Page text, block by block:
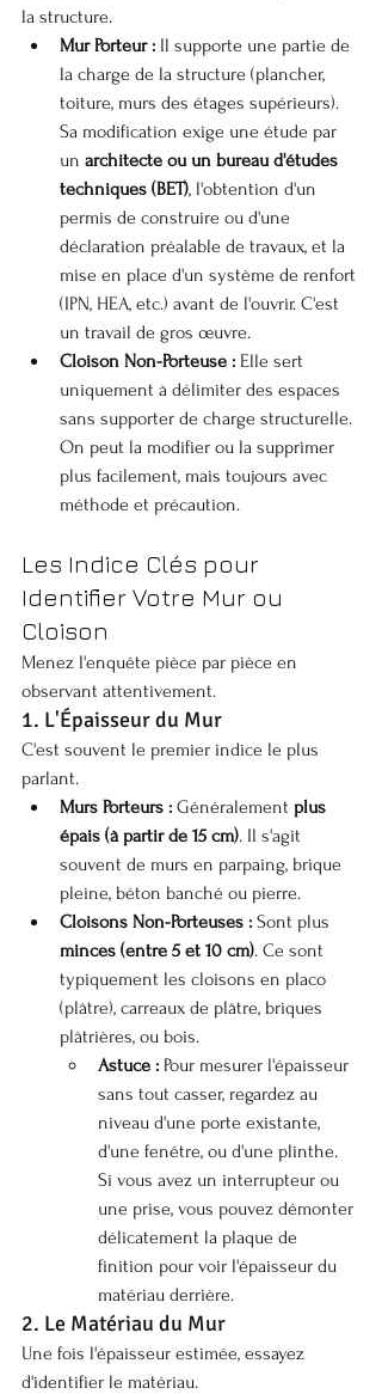
la structure.
Mur Porteur : Il supporte une partie de
la charge de la structure (plancher,
toiture, murs des étages supérieurs).
Sa modification exige une étude par
un architecte ou un bureau d'études
techniques (BET), l'obtention d'un
permis de construire ou d'une
déclaration préalable de travaux, et la
mise en place d'un système de renfort
(IPN, HEA, etc.) avant de l'ouvrir. C'est
un travail de gros œuvre.
Cloison Non-Porteuse : Elle sert
uniquement à délimiter des espaces
sans supporter de charge structurelle.
On peut la modifier ou la supprimer
plus facilement, mais toujours avec
méthode et précaution.
Les Indice Clés pour
Identifier Votre Mur ou
Cloison
Menez l'enquête pièce par pièce en
observant attentivement.
1. L'Épaisseur du Mur
C'est souvent le premier indice le plus
parlant.
Murs Porteurs : Généralement plus
épais (à partir de 15 cm). Il s'agit
souvent de murs en parpaing, brique
pleine, béton banché ou pierre.
Cloisons Non-Porteuses : Sont plus
minces (entre 5 et 10 cm). Ce sont
typiquement les cloisons en placo
(plâtre), carreaux de plâtre, briques
plâtrières, ou bois.
Astuce : Pour mesurer l'épaisseur
sans tout casser, regardez au
niveau d'une porte existante,
d'une fenêtre, ou d'une plinthe.
Si vous avez un interrupteur ou
une prise, vous pouvez démonter
délicatement la plaque de
finition pour voir l'épaisseur du
matériau derrière.
2. Le Matériau du Mur
Une fois l'épaisseur estimée, essayez
d'identifier le matériau.